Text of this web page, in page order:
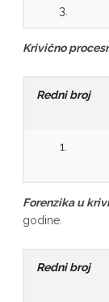
3.
Krivično
Redni broj
1.
Forenzika u
godine.
Redni broj